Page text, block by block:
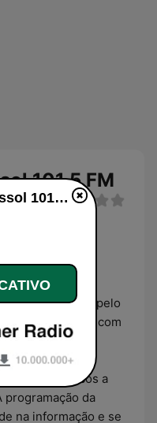
101.5 FM
espalhadas pelo
se identificam com
é levar uma
e de
os públicos a
programação da
na informação e se
Rádio Conti Mirassol 101.5 FM ao vivo